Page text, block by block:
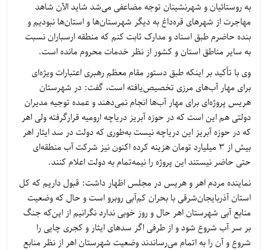
به روستائیان و شهرنشینان توجه مضاعفی می‌شد شاید الآن شاهد
مهاجرت از شهرهای قره‌داغ به دیگر شهرستان‌ها و استان‌ها نبودیم و
بنده حاضرم طبق اسناد و مدارک ثابت کنم که منطقه ارسباران نسبت
به سایر مناطق استان و کشور از نظر خدمات محروم مانده است.
وی با تأکید بر اینکه طبق دستور مقام معظم رهبری اعتبارات ویژه‌ای
برای مهار آب‌های مرزی تخصیص‌یافته است، گفت: در شهرستان
هریس پروژه‌ای برای مهار آب‌ها انجام نمی‌دهند و عمده توجیه مدیران
دولتی هم این است که در حوزه آبریز دریاچه ارومیه قرارگرفته ولی اهر
که در حوزه آبریز این دریاچه نیست به‌طوری که دولت در سد ایثار اهر
بیش از 3 میلیارد تومان هزینه کرده اکنون نیز شرکت آب منطقه‌ای
حتی حاضر نیستند این پروژه را نیمه‌تمام به دولت اعلام کنند.
نماینده مردم اهر و هریس در مجلس اظهار داشت: قبول داریم که کل
استان آذربایجان‌شرقی با بحران کم‌آبی روبرو است و حال که وضعیت
منابع آبی شهرستان اهر حال و روز خوبی ندارد نگرانیم از این‌که جنگ
بر سر آب شروع شود و از طرفی اگر سدهای ایثار و کجری چایی را
شروع و آن را به اتمام می‌رساندند وضعیت شهرستان اهر از نظر منابع